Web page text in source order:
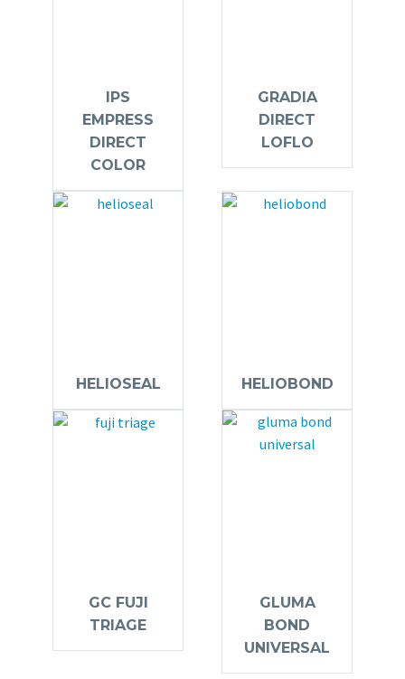
IPS
EMPRESS
DIRECT
COLOR
GRADIA
DIRECT
LOFLO
HELIOSEAL HELIOBOND
GC FUJI
TRIAGE
GLUMA
BOND
UNIVERSAL